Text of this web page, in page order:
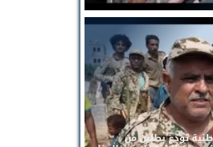
تودع بطلين من